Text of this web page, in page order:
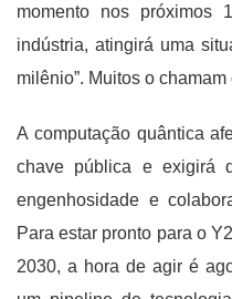
momento nos
indústria, atingirá uma
milênio”. Muitos o chamam
A computação quântica
chave pública e exigirá
engenhosidade e
Para estar pronto para o
2030, a hora de agir é